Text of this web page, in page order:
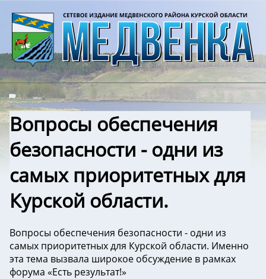
Вопросы обеспечения
безопасности - одни из
самых приоритетных для
Курской области.
Вопросы обеспечения безопасности - одни из
самых приоритетных для Курской области. Именно
эта тема вызвала широкое обсуждение в рамках
форума «Есть результат!»